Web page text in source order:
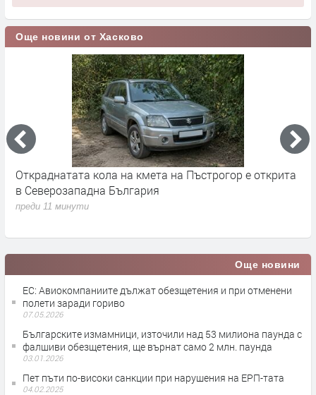
Още новини от Хасково
Откраднатата кола на кмета на Пъстрогор е открита
в Северозападна България
преди 11 минути
Още новини
ЕС: Авиокомпаниите дължат обезщетения и при отменени
полети заради гориво
07.05.2026
Българските измамници, източили над 53 милиона паунда с
фалшиви обезщетения, ще върнат само 2 млн. паунда
03.01.2026
Пет пъти по-високи санкции при нарушения на ЕРП-тата
04.02.2025